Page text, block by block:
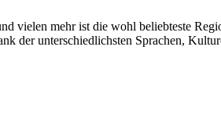
vielen mehr ist die wohl beliebteste
der unterschiedlichsten Sprachen,